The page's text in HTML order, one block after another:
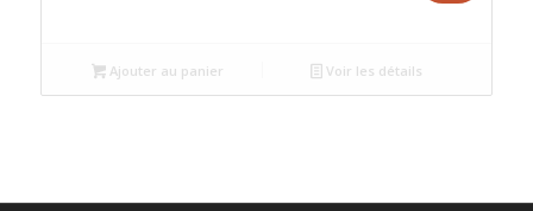
était :
د.م.85.00.
د.م.75.00.
Ajouter au panier Voir les détails